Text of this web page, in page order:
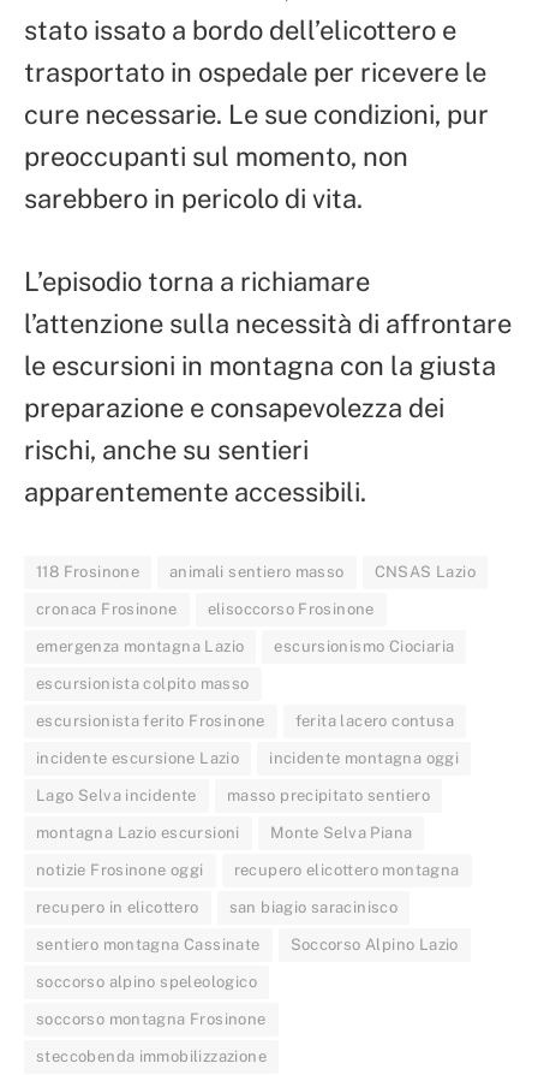
stato issato a bordo dell’elicottero e
trasportato in ospedale per ricevere le
cure necessarie. Le sue condizioni, pur
preoccupanti sul momento, non
sarebbero in pericolo di vita.
L’episodio torna a richiamare
l’attenzione sulla necessità di affrontare
le escursioni in montagna con la giusta
preparazione e consapevolezza dei
rischi, anche su sentieri
apparentemente accessibili.
118 Frosinone animali sentiero masso CNSAS Lazio
cronaca Frosinone elisoccorso Frosinone
emergenza montagna Lazio escursionismo Ciociaria
escursionista colpito masso
escursionista ferito Frosinone ferita lacero contusa
incidente escursione Lazio incidente montagna oggi
Lago Selva incidente masso precipitato sentiero
montagna Lazio escursioni Monte Selva Piana
notizie Frosinone oggi recupero elicottero montagna
recupero in elicottero san biagio saracinisco
sentiero montagna Cassinate Soccorso Alpino Lazio
soccorso alpino speleologico
soccorso montagna Frosinone
steccobenda immobilizzazione